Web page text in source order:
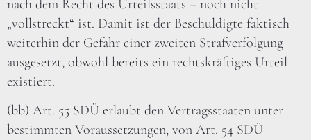
nach dem Recht des Urteilsstaats – noch nicht
„vollstreckt“ ist. Damit ist der Beschuldigte faktisch
weiterhin der Gefahr einer zweiten Strafverfolgung
ausgesetzt, obwohl bereits ein rechtskräftiges Urteil
existiert.
(bb) Art. 55 SDÜ erlaubt den Vertragsstaaten unter
bestimmten Voraussetzungen, von Art. 54 SDÜ